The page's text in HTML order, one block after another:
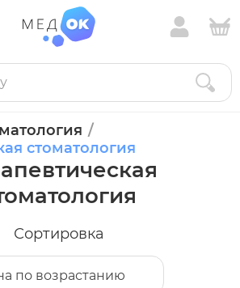
стоматология
Сортировка
по возрастанию